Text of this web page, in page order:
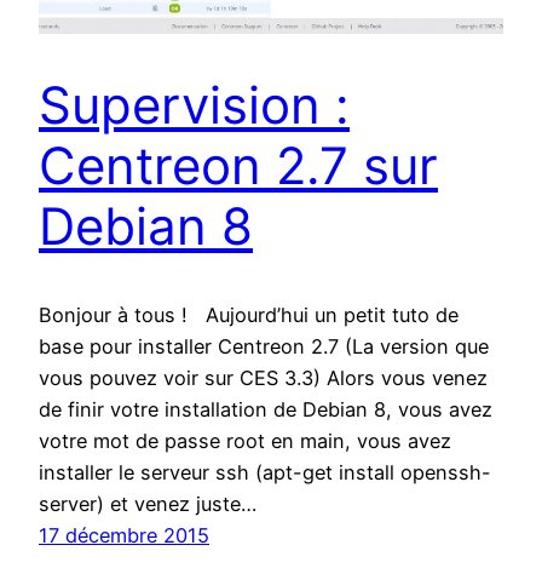
Supervision :
Centreon 2.7 sur
Debian 8
Bonjour à tous ! Aujourd’hui un petit tuto de
base pour installer Centreon 2.7 (La version que
vous pouvez voir sur CES 3.3) Alors vous venez
de finir votre installation de Debian 8, vous avez
votre mot de passe root en main, vous avez
installer le serveur ssh (apt-get install openssh-
server) et venez juste…
17 décembre 2015